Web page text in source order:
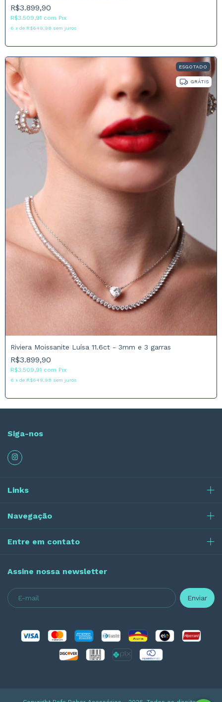
R$3.899,90
R$3.509,91 com Pix
6 x de R$649,98 sem juros
ESGOTADO
GRÁTIS
Riviera Moissanite Luísa 11.6ct - 3mm e 3 garras
R$3.899,90
R$3.509,91 com Pix
6 x de R$649,98 sem juros
Siga-nos
Links
Navegação
Entre em contato
Assine nossa newsletter